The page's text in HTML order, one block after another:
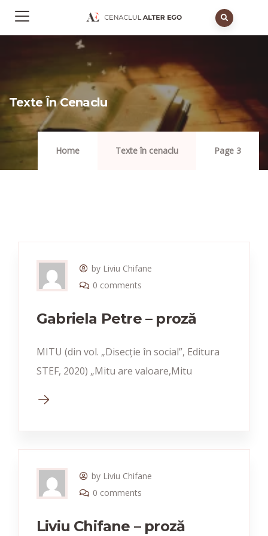
Texte În Cenaclu
Home Texte în cenaclu Page 3
by Liviu Chifane
0 comments
Gabriela Petre – proză
MITU (din vol. „Disecție în social”, Editura
STEF, 2020) „Mitu are valoare,Mitu
by Liviu Chifane
0 comments
Liviu Chifane – proză